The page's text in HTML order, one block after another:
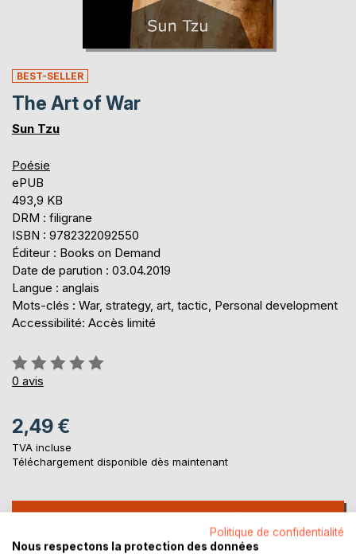
BEST-SELLER
The Art of War
Sun Tzu
Poésie
ePUB
493,9 KB
DRM : filigrane
ISBN : 9782322092550
Éditeur : Books on Demand
Date de parution : 03.04.2019
Langue : anglais
Mots-clés : War, strategy, art, tactic, Personal development
Accessibilité: Accès limité
Évaluation:
0%
0 avis
2,49 €
TVA incluse
Téléchargement disponible dès maintenant
AJOUTER AU PANIER
Politique de confidentialité
Nous respectons la protection des données